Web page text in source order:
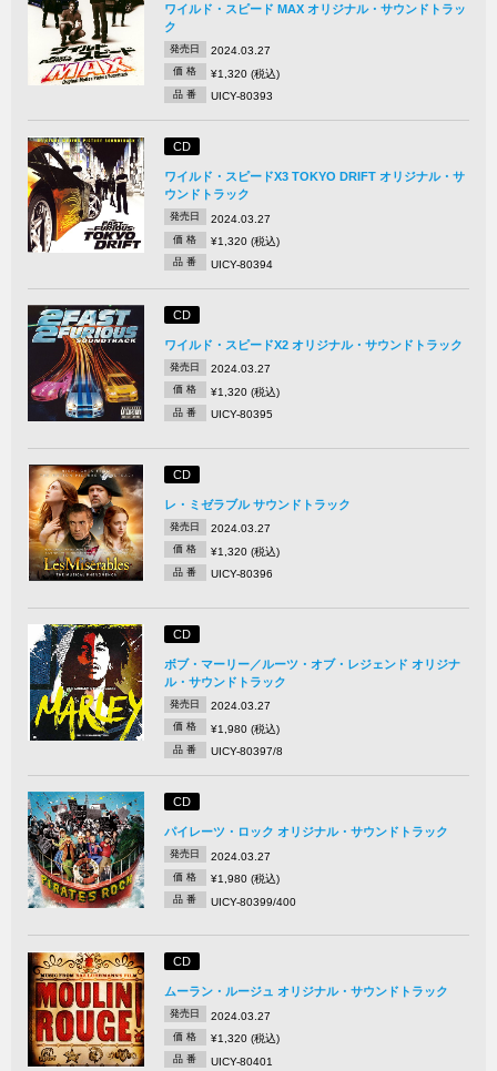
ワイルド・スピード MAX オリジナル・サウンドトラッ
ク
発売日 2024.03.27
価 格 ¥1,320 (税込)
品 番 UICY-80393
CD
ワイルド・スピードX3 TOKYO DRIFT オリジナル・サ
ウンドトラック
発売日 2024.03.27
価 格 ¥1,320 (税込)
品 番 UICY-80394
CD
ワイルド・スピードX2 オリジナル・サウンドトラック
発売日 2024.03.27
価 格 ¥1,320 (税込)
品 番 UICY-80395
CD
レ・ミゼラブル サウンドトラック
発売日 2024.03.27
価 格 ¥1,320 (税込)
品 番 UICY-80396
CD
ボブ・マーリー／ルーツ・オブ・レジェンド オリジナ
ル・サウンドトラック
発売日 2024.03.27
価 格 ¥1,980 (税込)
品 番 UICY-80397/8
CD
パイレーツ・ロック オリジナル・サウンドトラック
発売日 2024.03.27
価 格 ¥1,980 (税込)
品 番 UICY-80399/400
CD
ムーラン・ルージュ オリジナル・サウンドトラック
発売日 2024.03.27
価 格 ¥1,320 (税込)
品 番 UICY-80401